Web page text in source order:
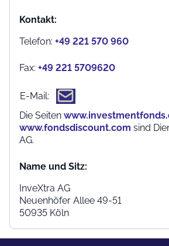
Kontakt:
Telefon: +49 221 570 960
Fax: +49 221 5709620
E-Mail:
Die Seiten
www.fondsdiscount.com sind
AG.
Name und Sitz:
InveXtra AG
Neuenhöfer Allee 49-51
50935 Köln